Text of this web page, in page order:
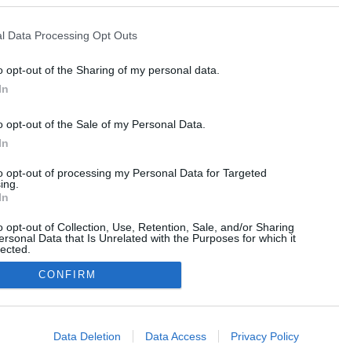
Data Processing Opt Outs
opt-out of the Sharing of my personal data.
opt-out of the Sale of my Personal Data.
opt-out of processing my Personal Data for Targeted
opt-out of Collection, Use, Retention, Sale, and/or Sharing
Data that Is Unrelated with the Purposes for which it
allow Google to enable storage related to advertising like cookies on
CONFIRM
Data Deletion Data Access Privacy Policy
Július 10-én és 11-én újra megrendezésre kerül Eger
az Egri Várfalmászó Verseny – számolt be a Funzine.
nyilatkozat|Kommentelési szabályzat